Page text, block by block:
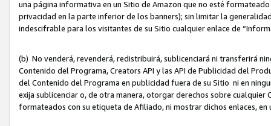
una página informativa en un Sitio de Amazon que no esté
privacidad en la parte inferior de los banners); sin limitar la
indescifrable para los visitantes de su Sitio cualquier enlace de
(b) No venderá, revenderá, redistribuirá, sublicenciará ni transferirá
Contenido del Programa, Creators API y las API de Publicidad del
del Contenido del Programa en publicidad fuera de su Sitio ni en
exija sublicenciar o, de otra manera, otorgar derechos sobre
formateados con su etiqueta de Afiliado, ni mostrar dichos enlaces,